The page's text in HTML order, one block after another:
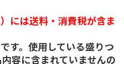
には送料・消費税が含ま
す。使用している盛りつ
容に含まれていませんの